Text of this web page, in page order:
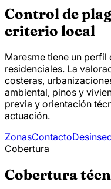
Control de
criterio local
Maresme tiene un
residenciales. La
costeras,
ambiental, pinos y
previa y orientación
actuación.
ZonasContacto
Cobertura
Cobertura